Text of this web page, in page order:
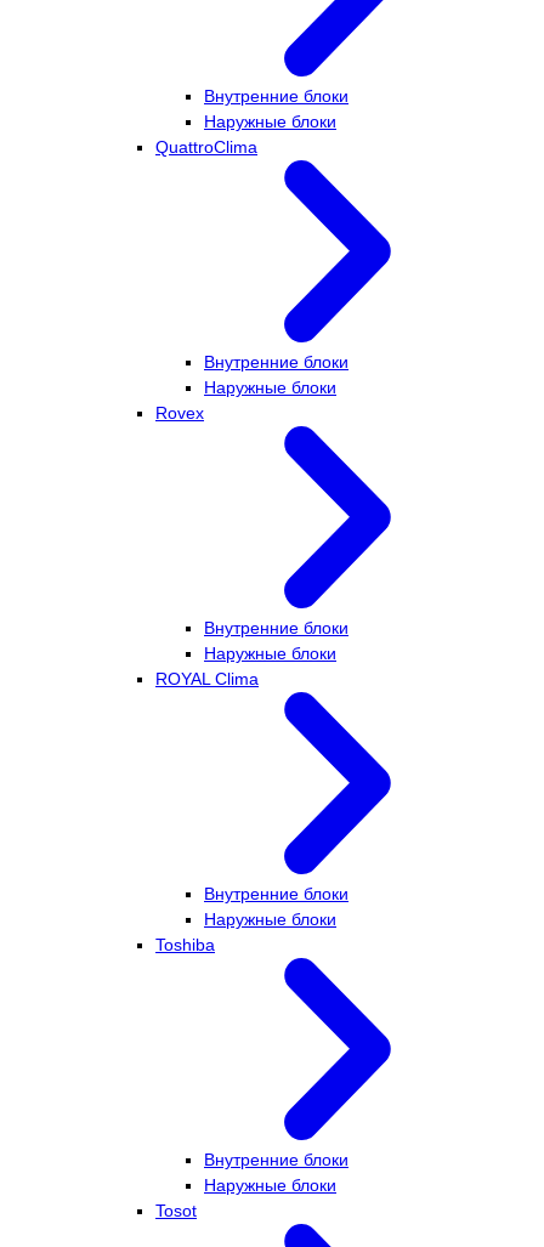
Внутренние блоки
Наружные блоки
QuattroClima
Внутренние блоки
Наружные блоки
Rovex
Внутренние блоки
Наружные блоки
ROYAL Clima
Внутренние блоки
Наружные блоки
Toshiba
Внутренние блоки
Наружные блоки
Tosot